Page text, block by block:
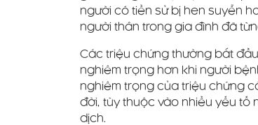
người có tiền sử bị hen suyễn
người thân trong gia đình đã
Các triệu chứng thường bắt
nghiêm trọng hơn khi người
nghiêm trọng của triệu chứng
đời, tùy thuộc vào nhiều yếu tố
dịch.